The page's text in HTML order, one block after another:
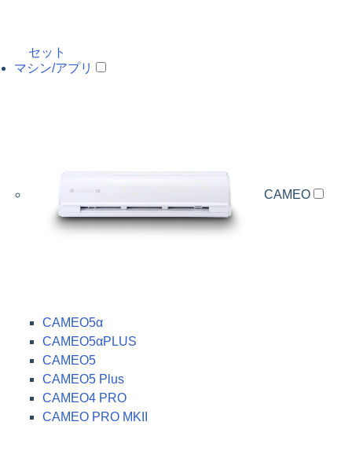
セット
マシン/アプリ
CAMEO
CAMEO5α
CAMEO5αPLUS
CAMEO5
CAMEO5 Plus
CAMEO4 PRO
CAMEO PRO MKII